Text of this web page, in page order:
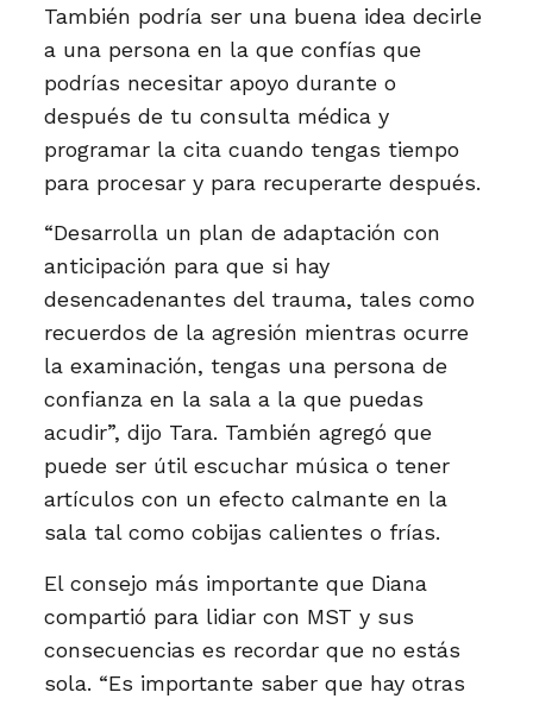
También podría ser una buena idea decirle
a una persona en la que confías que
podrías necesitar apoyo durante o
después de tu consulta médica y
programar la cita cuando tengas tiempo
para procesar y para recuperarte después.
“Desarrolla un plan de adaptación con
anticipación para que si hay
desencadenantes del trauma, tales como
recuerdos de la agresión mientras ocurre
la examinación, tengas una persona de
confianza en la sala a la que puedas
acudir”, dijo Tara. También agregó que
puede ser útil escuchar música o tener
artículos con un efecto calmante en la
sala tal como cobijas calientes o frías.
El consejo más importante que Diana
compartió para lidiar con MST y sus
consecuencias es recordar que no estás
sola. “Es importante saber que hay otras